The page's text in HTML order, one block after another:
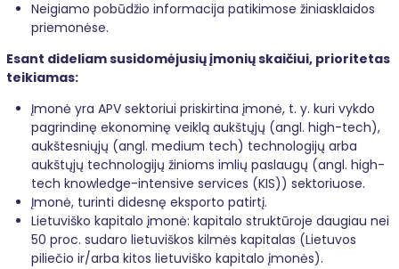
Neigiamo pobūdžio informacija patikimose žiniasklaidos
priemonėse.
Esant dideliam susidomėjusių įmonių skaičiui, prioritetas
teikiamas:
Įmonė yra APV sektoriui priskirtina įmonė, t. y. kuri vykdo
pagrindinę ekonominę veiklą aukštųjų (angl. high-tech),
aukštesniųjų (angl. medium tech) technologijų arba
aukštųjų technologijų žinioms imlių paslaugų (angl. high-
tech knowledge-intensive services (KIS)) sektoriuose.
Įmonė, turinti didesnę eksporto patirtį.
Lietuviško kapitalo įmonė: kapitalo struktūroje daugiau nei
50 proc. sudaro lietuviškos kilmės kapitalas (Lietuvos
piliečio ir/arba kitos lietuviško kapitalo įmonės).